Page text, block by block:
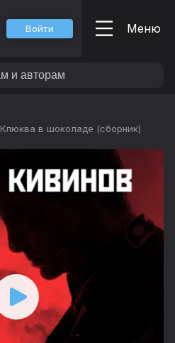
Войти Меню
Клюква в шоколаде (сборник)